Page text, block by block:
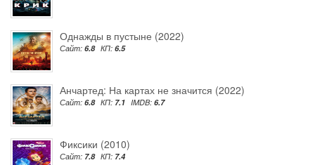
Однажды в пустыне (2022)
Сайт: 6.8 КП: 6.5
Анчартед: На картах не значится (2022)
Сайт: 6.8 КП: 7.1 IMDB: 6.7
Фиксики (2010)
Сайт: 7.8 КП: 7.4